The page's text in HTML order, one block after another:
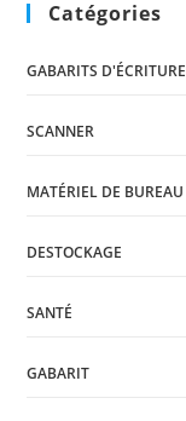
Catégories
GABARITS D'ÉCRITURE
SCANNER
MATÉRIEL DE BUREAU
DESTOCKAGE
SANTÉ
GABARIT